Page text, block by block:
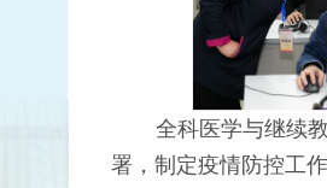
全科医学与继续
署，制定疫情防控工